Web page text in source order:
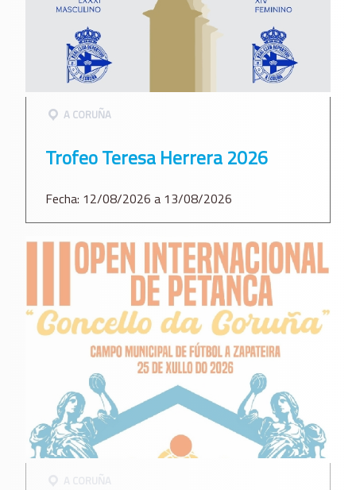
A CORUÑA
Trofeo Teresa Herrera 2026
Fecha: 12/08/2026 a 13/08/2026
A CORUÑA